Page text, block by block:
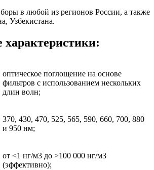
в любой из регионов России, а также
Узбекистана.
характеристики:
оптическое поглощение на основе
фильтров с использованием нескольких
длин волн;
370, 430, 470, 525, 565, 590, 660, 700, 880
и 950 нм;
от <1 нг/м3 до >100 000 нг/м3
(эффективно);